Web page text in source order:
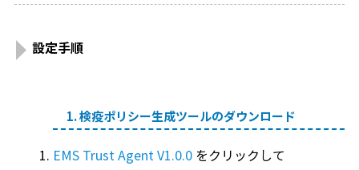
設定手順
1. 検疫ポリシー生成ツールのダウンロード
EMS Trust Agent V1.0.0をクリックして